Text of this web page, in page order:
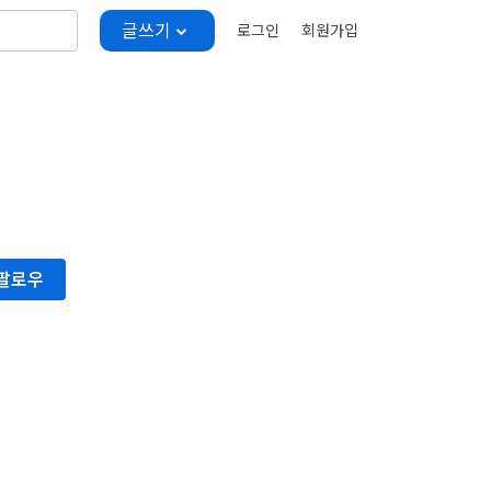
글쓰기 로그인 회원가입
로우